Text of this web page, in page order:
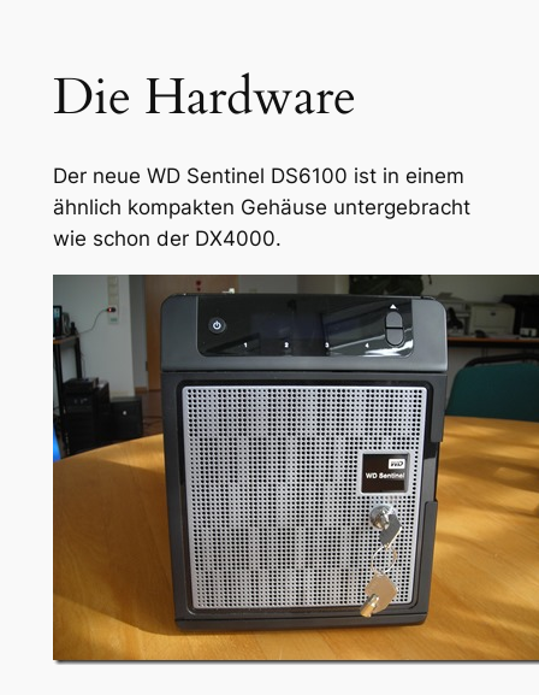
Die Hardware
Der neue WD Sentinel DS6100 ist in einem
ähnlich kompakten Gehäuse untergebracht
wie schon der DX4000.